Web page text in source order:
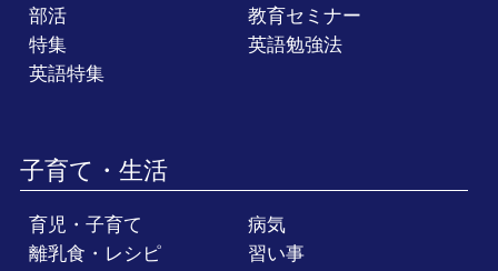
部活
教育セミナー
特集
英語勉強法
英語特集
子育て・生活
育児・子育て
病気
離乳食・レシピ
習い事